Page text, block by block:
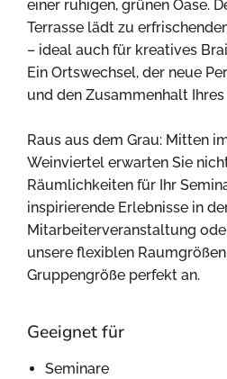
einer ruhigen, grünen Oase.
Terrasse lädt zu
– ideal auch für kreatives
Ein Ortswechsel, der neue
und den Zusammenhalt
Raus aus dem Grau: Mitten
Weinviertel erwarten Sie
Räumlichkeiten für Ihr
inspirierende Erlebnisse in
Mitarbeiterveranstaltung
unsere flexiblen
Gruppengröße perfekt an.
Geeignet für
Seminare